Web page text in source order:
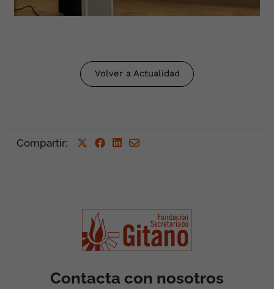
Volver a Actualidad
Compartir:
Contacta con nosotros